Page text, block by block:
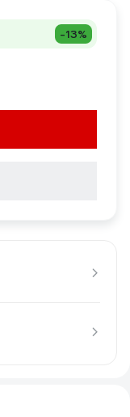
-13%